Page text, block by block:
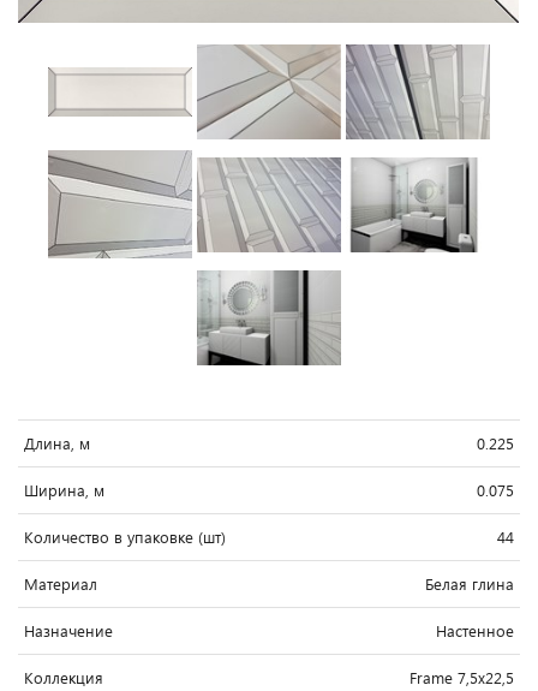
Длина, м 0.225
Ширина, м 0.075
Количество в упаковке (шт) 44
Материал Белая глина
Назначение Настенное
Коллекция Frame 7,5x22,5